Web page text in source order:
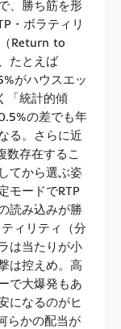
、勝ち筋を形
・ボラティリ
Return to
たとえば
がハウスエッ
「統計的傾
の差でも年
る。さらに近
数存在するこ
てから選ぶ姿
モードでRTP
読み込みが勝
ィリティ（分
は当たりが小
は控えめ。高
で大爆発もあ
になるのがヒ
らかの配当が